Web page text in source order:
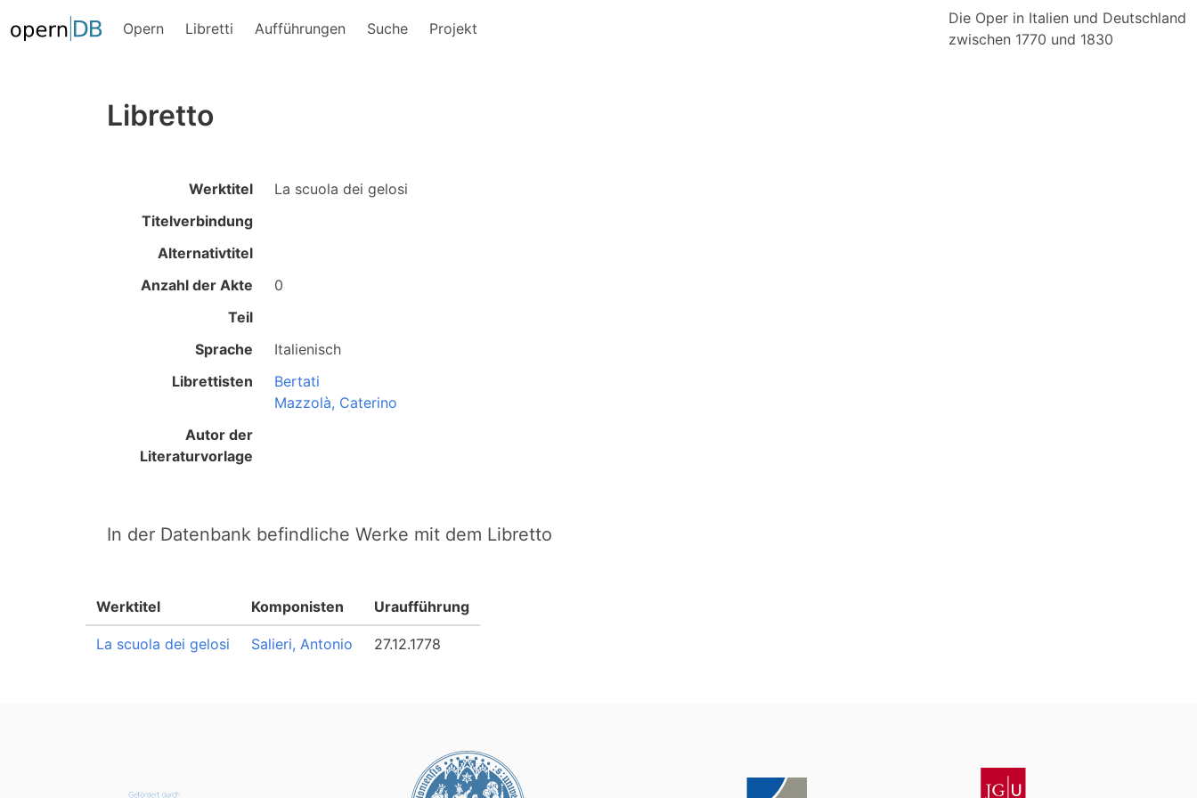
Opern Libretti Aufführungen Suche Projekt
Die Oper in Italien und Deutschland
zwischen 1770 und 1830
Libretto
Werktitel
La scuola dei gelosi
Titelverbindung
Alternativtitel
Anzahl der Akte
0
Teil
Sprache
Italienisch
Librettisten
Bertati
Mazzolà, Caterino
Autor der
Literaturvorlage
In der Datenbank befindliche Werke mit dem Libretto
Werktitel Komponisten Uraufführung
La scuola dei gelosi Salieri, Antonio 27.12.1778